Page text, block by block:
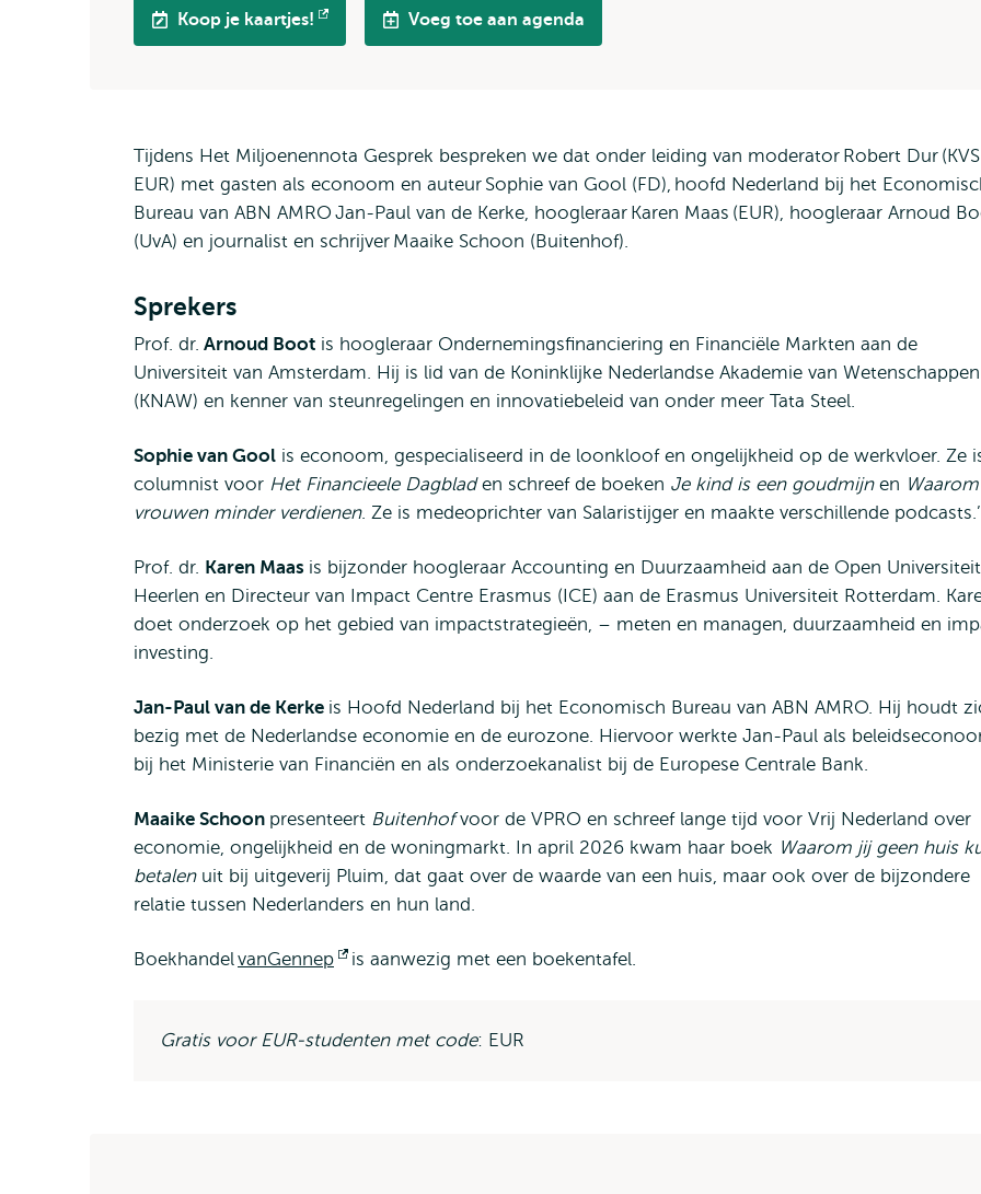
Koop je kaartjes!
Opent
Voeg toe aan agenda
Tijdens Het Miljoenennota Gesprek bespreken we dat onder leiding van moderator Robert Dur
EUR) met gasten als econoom en auteur Sophie van Gool (FD), hoofd Nederland bij het
Bureau van ABN AMRO Jan-Paul van de Kerke, hoogleraar Karen Maas (EUR), hoogleraar Arnoud
(UvA) en journalist en schrijver Maaike Schoon (Buitenhof).
Sprekers
Prof. dr. Arnoud Boot is hoogleraar Ondernemingsfinanciering en Financiële Markten aan de
Universiteit van Amsterdam. Hij is lid van de Koninklijke Nederlandse Akademie van Wetenschappen
(KNAW) en kenner van steunregelingen en innovatiebeleid van onder meer Tata Steel.
Sophie van Gool is econoom, gespecialiseerd in de loonkloof en ongelijkheid op de werkvloer. Ze
columnist voor Het Financieele Dagbladen schreef de boeken Je kind is een goudmijnen Waarom
vrouwen minder verdienen. Ze is medeoprichter van Salaristijger en maakte verschillende podcasts.’
Prof. dr. Karen Maas is bijzonder hoogleraar Accounting en Duurzaamheid aan de Open Universiteit
Heerlen en Directeur van Impact Centre Erasmus (ICE) aan de Erasmus Universiteit Rotterdam.
doet onderzoek op het gebied van impactstrategieën, – meten en managen, duurzaamheid en
investing.
Jan-Paul van de Kerke is Hoofd Nederland bij het Economisch Bureau van ABN AMRO. Hij houdt
bezig met de Nederlandse economie en de eurozone. Hiervoor werkte Jan-Paul als
bij het Ministerie van Financiën en als onderzoekanalist bij de Europese Centrale Bank.
Maaike Schoon presenteert Buitenhofvoor de VPRO en schreef lange tijd voor Vrij Nederland over
economie, ongelijkheid en de woningmarkt. In april 2026 kwam haar boek Waarom jij geen huis
betalenuit bij uitgeverij Pluim, dat gaat over de waarde van een huis, maar ook over de bijzondere
relatie tussen Nederlanders en hun land.
BoekhandelvanGennep
Opent
is aanwezig met een boekentafel.
Gratis voor EUR-studenten met code: EUR